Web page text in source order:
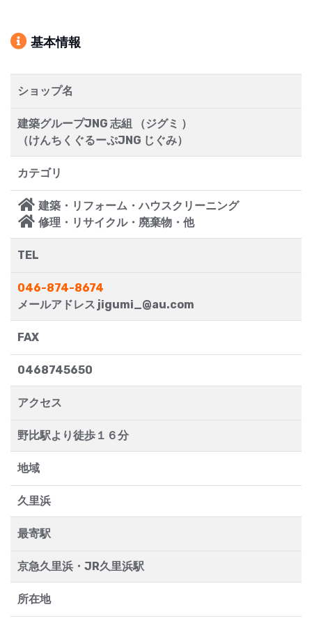
基本情報
ショップ名
建築グループJNG 志組 （ジグミ ）
（けんちくぐるーぷJNG じぐみ）
カテゴリ
建築・リフォーム・ハウスクリーニング
修理・リサイクル・廃棄物・他
TEL
046-874-8674
メールアドレス jigumi_@au.com
FAX
0468745650
アクセス
野比駅より徒歩１６分
地域
久里浜
最寄駅
京急久里浜・JR久里浜駅
所在地